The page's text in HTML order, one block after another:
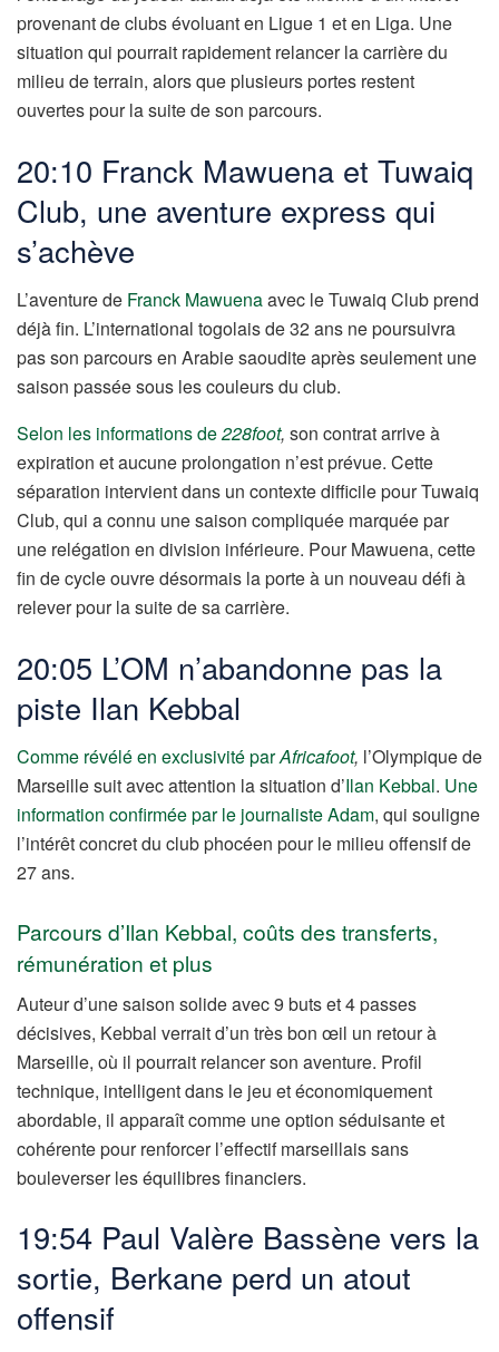
provenant de clubs évoluant en Ligue 1 et en Liga. Une
situation qui pourrait rapidement relancer la carrière du
milieu de terrain, alors que plusieurs portes restent
ouvertes pour la suite de son parcours.
20:10 Franck Mawuena et Tuwaiq
Club, une aventure express qui
s’achève
L’aventure de Franck Mawuenaavec le Tuwaiq Club prend
déjà fin. L’international togolais de 32 ans ne poursuivra
pas son parcours en Arabie saoudite après seulement une
saison passée sous les couleurs du club.
Selon les informations de228foot, son contrat arrive à
expiration et aucune prolongation n’est prévue. Cette
séparation intervient dans un contexte difficile pour Tuwaiq
Club, qui a connu une saison compliquée marquée par
une relégation en division inférieure. Pour Mawuena, cette
fin de cycle ouvre désormais la porte à un nouveau défi à
relever pour la suite de sa carrière.
20:05 L’OM n’abandonne pas la
piste Ilan Kebbal
Comme révélé en exclusivité parAfricafoot, l’Olympique de
Marseille suit avec attention la situation d’Ilan Kebbal. Une
information confirmée par le journaliste Adam, qui souligne
l’intérêt concret du club phocéen pour le milieu offensif de
27 ans.
Parcours d’Ilan Kebbal, coûts des transferts,
rémunération et plus
Auteur d’une saison solide avec 9 buts et 4 passes
décisives, Kebbal verrait d’un très bon œil un retour à
Marseille, où il pourrait relancer son aventure. Profil
technique, intelligent dans le jeu et économiquement
abordable, il apparaît comme une option séduisante et
cohérente pour renforcer l’effectif marseillais sans
bouleverser les équilibres financiers.
19:54 Paul Valère Bassène vers la
sortie, Berkane perd un atout
offensif